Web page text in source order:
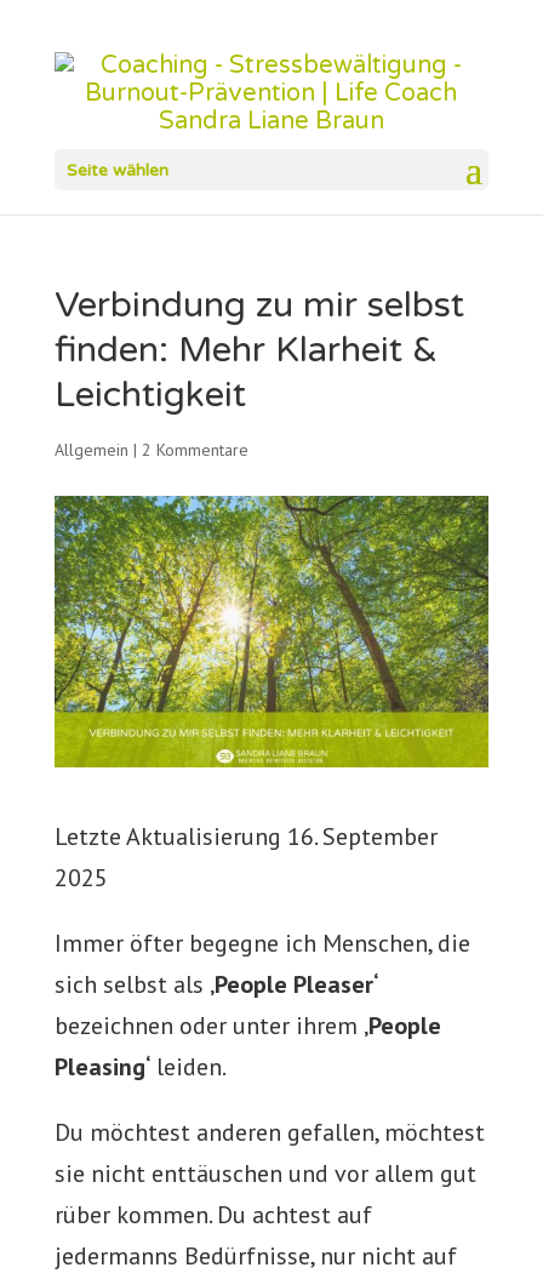
Seite wählen
Verbindung zu mir selbst
finden: Mehr Klarheit &
Leichtigkeit
Allgemein | 2 Kommentare
Letzte Aktualisierung 16. September
2025
Immer öfter begegne ich Menschen, die
sich selbst als ‚People Pleaser‘
bezeichnen oder unter ihrem ‚People
Pleasing‘leiden.
Du möchtest anderen gefallen, möchtest
sie nicht enttäuschen und vor allem gut
rüber kommen. Du achtest auf
jedermanns Bedürfnisse, nur nicht auf